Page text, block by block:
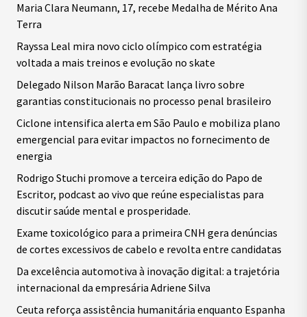
Maria Clara Neumann, 17, recebe Medalha de Mérito Ana
Terra
Rayssa Leal mira novo ciclo olímpico com estratégia
voltada a mais treinos e evolução no skate
Delegado Nilson Marão Baracat lança livro sobre
garantias constitucionais no processo penal brasileiro
Ciclone intensifica alerta em São Paulo e mobiliza plano
emergencial para evitar impactos no fornecimento de
energia
Rodrigo Stuchi promove a terceira edição do Papo de
Escritor, podcast ao vivo que reúne especialistas para
discutir saúde mental e prosperidade.
Exame toxicológico para a primeira CNH gera denúncias
de cortes excessivos de cabelo e revolta entre candidatas
Da excelência automotiva à inovação digital: a trajetória
internacional da empresária Adriene Silva
Ceuta reforça assistência humanitária enquanto Espanha